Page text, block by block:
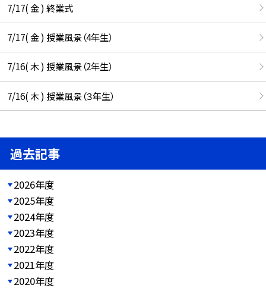
7/17( 金 ) 終業式
7/17( 金 ) 授業風景（4年生）
7/16( 木 ) 授業風景（2年生）
7/16( 木 ) 授業風景（３年生）
過去記事
2026年度
2025年度
2024年度
2023年度
2022年度
2021年度
2020年度